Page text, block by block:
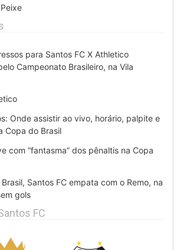
para Santos FC X Athletico
Campeonato Brasileiro, na Vila
Onde assistir ao vivo, horário, palpite e
Copa do Brasil
com “fantasma” dos pênaltis na Copa
Santos FC empata com o Remo, na
gols
FC